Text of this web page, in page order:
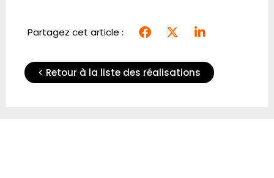
Partagez cet article :
< Retour à la liste des réalisations